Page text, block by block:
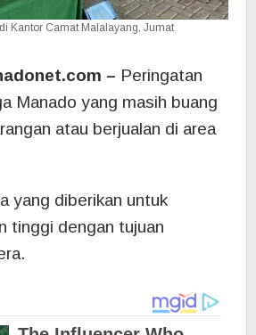
Kantor Camat Malalayang, Jumat
– Peringatan
Manado yang masih buang
atau berjualan di area
yang diberikan untuk
tinggi dengan tujuan